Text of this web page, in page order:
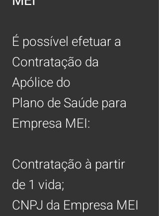
É possível efetuar a
Contratação da
Apólice do
Plano de Saúde para
Empresa MEI:
Contratação à partir
de 1 vida;
CNPJ da Empresa MEI